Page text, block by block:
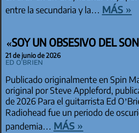
entre la secundaria y la… más »
«SOY UN OBSESIVO DEL
21 de junio de 2026
Ed O'Brien
Publicado originalmente en Spin
original por Steve Appleford,
de 2026 Para el guitarrista Ed
Radiohead fue un periodo de
pandemia… más »